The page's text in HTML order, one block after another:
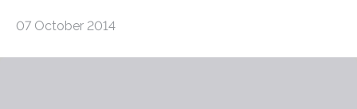
07 October 2014